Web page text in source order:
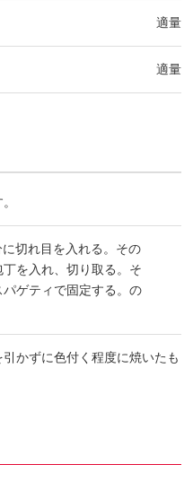
適量
適量
切れ目を入れる。その
を入れ、切り取る。そ
ゲティで固定する。の
かずに色付く程度に焼いたも